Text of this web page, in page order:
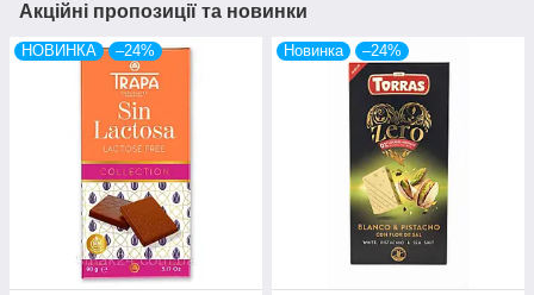
Акційні пропозиції та новинки
НОВИНКА –24% Новинка –24%